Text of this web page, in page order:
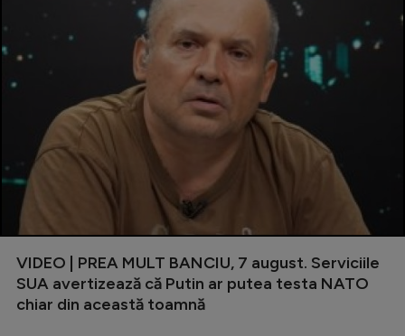
VIDEO | PREA MULT BANCIU, 7 august. Serviciile
SUA avertizează că Putin ar putea testa NATO
chiar din această toamnă